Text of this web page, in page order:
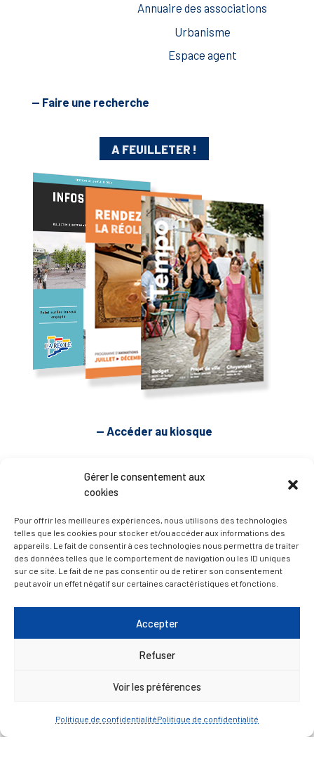
Gérer le consentement aux
cookies
Pour offrir les meilleures expériences, nous utilisons des technologies
telles que les cookies pour stocker et/ou accéder aux informations des
appareils. Le fait de consentir à ces technologies nous permettra de traiter
des données telles que le comportement de navigation ou les ID uniques
sur ce site. Le fait de ne pas consentir ou de retirer son consentement
peut avoir un effet négatif sur certaines caractéristiques et fonctions.
Accepter
Refuser
Voir les préférences
Politique de confidentialitéPolitique de confidentialité
Annuaire des associations
Urbanisme
Espace agent
— Faire une recherche
A FEUILLETER !
— Accéder au kiosque
D’ART ET D’HISTOIRE
— Découvrir et visiter